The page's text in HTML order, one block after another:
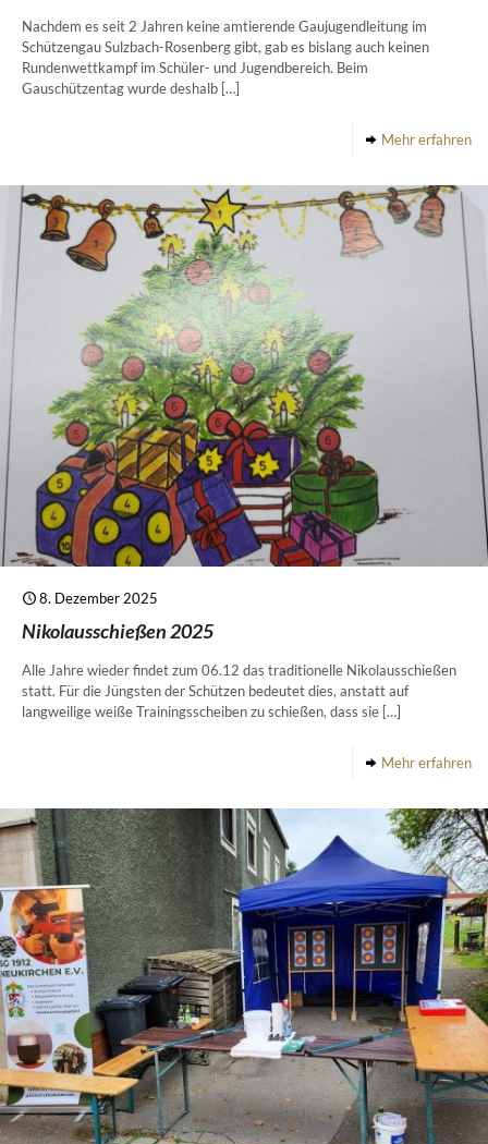
Nachdem es seit 2 Jahren keine amtierende Gaujugendleitung im
Schützengau Sulzbach-Rosenberg gibt, gab es bislang auch keinen
Rundenwettkampf im Schüler- und Jugendbereich. Beim
Gauschützentag wurde deshalb […]
Mehr erfahren
8. Dezember 2025
Nikolausschießen 2025
Alle Jahre wieder findet zum 06.12 das traditionelle Nikolausschießen
statt. Für die Jüngsten der Schützen bedeutet dies, anstatt auf
langweilige weiße Trainingsscheiben zu schießen, dass sie […]
Mehr erfahren